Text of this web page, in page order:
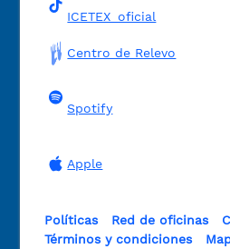
ICETEX_oficial
Centro de Relevo
Spotify
Apple
Políticas Red de oficinas
Términos y condiciones